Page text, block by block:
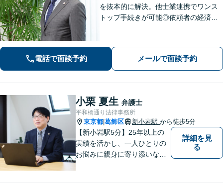
を抜本的に解決。他士業連携でワンス
トップ手続きが可能◎依頼者の経済
持。相続トラブルのみならず税金・登
記まで対応【マンション管理士】
電話で面談予約 メールで面談予約
小栗 夏生 弁護士
平和橋通り法律事務所
東京都 葛飾区 新小岩駅 から徒歩5分
【新小岩駅5分】25年以上の
実績を活かし、一人ひとりの
お悩みに親身に寄り添いなが
詳細を見
る